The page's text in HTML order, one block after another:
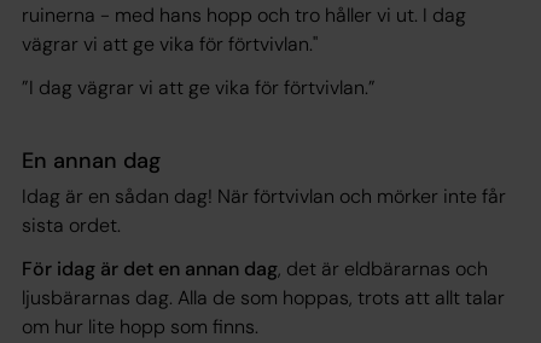
ruinerna - med hans hopp och tro håller vi ut. I dag
vägrar vi att ge vika för förtvivlan."
”I dag vägrar vi att ge vika för förtvivlan.”
En annan dag
Idag är en sådan dag! När förtvivlan och mörker inte får
sista ordet.
För idag är det en annan dag, det är eldbärarnas och
ljusbärarnas dag. Alla de som hoppas, trots att allt talar
om hur lite hopp som finns.